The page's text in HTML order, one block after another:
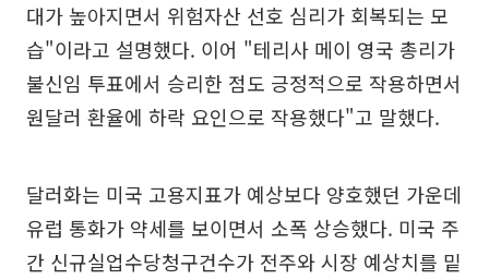
대가 높아지면서 위험자산 선호 심리가 회복되는 모
습"이라고 설명했다. 이어 "테리사 메이 영국 총리가
불신임 투표에서 승리한 점도 긍정적으로 작용하면서
원달러 환율에 하락 요인으로 작용했다"고 말했다.
달러화는 미국 고용지표가 예상보다 양호했던 가운데
유럽 통화가 약세를 보이면서 소폭 상승했다. 미국 주
간 신규실업수당청구건수가 전주와 시장 예상치를 밑